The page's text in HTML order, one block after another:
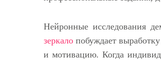
Нейронные исследования
зеркало побуждает
и мотивацию. Когда индивид